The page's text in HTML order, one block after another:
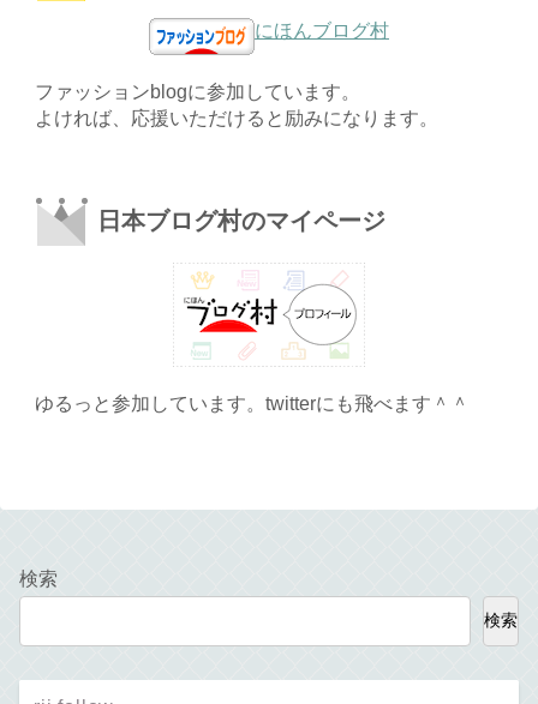
にほんブログ村
ファッションblogに参加しています。
よければ、応援いただけると励みになります。
日本ブログ村のマイページ
ゆるっと参加しています。twitterにも飛べます＾＾
検索
検索